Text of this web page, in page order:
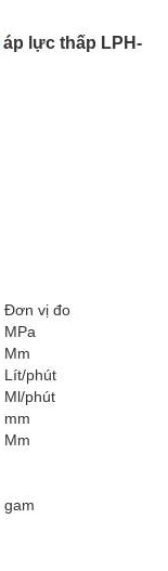
áp lực thấp LPH-
Đơn vị đo
MPa
Mm
Lít/phút
Ml/phút
mm
Mm
gam